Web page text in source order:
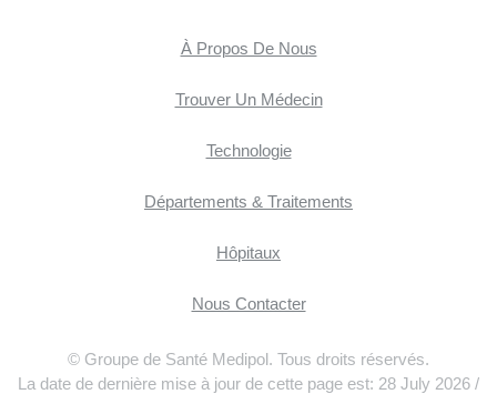
À Propos De Nous
Trouver Un Médecin
Technologie
Départements & Traitements
Hôpitaux
Nous Contacter
© Groupe de Santé Medipol. Tous droits réservés.
La date de dernière mise à jour de cette page est: 28 July 2026 /